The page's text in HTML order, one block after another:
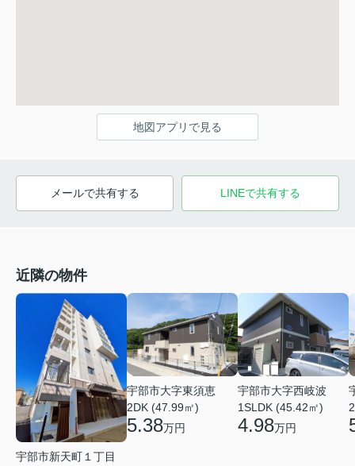
地図アプリで見る
メールで共有する LINEで共有する
近隣の物件
宇部市新天町１丁目
宇部市大字東須恵
2DK (47.99㎡)
5.38万円
宇部市大字西岐波
1SLDK (45.42㎡)
4.98万円